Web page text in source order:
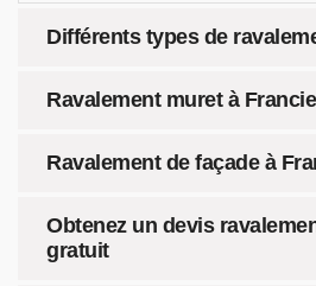
Différents types de
Ravalement muret à
Ravalement de façade à
Obtenez un devis
gratuit